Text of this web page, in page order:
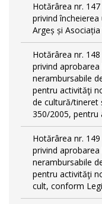
Hotărârea nr.
privind
Argeș și
Hotărârea nr.
privind
nerambursabile
pentru activităţi
de cultură/tineret
350/2005, pentru
Hotărârea nr.
privind
nerambursabile
pentru activităţi
cult, conform